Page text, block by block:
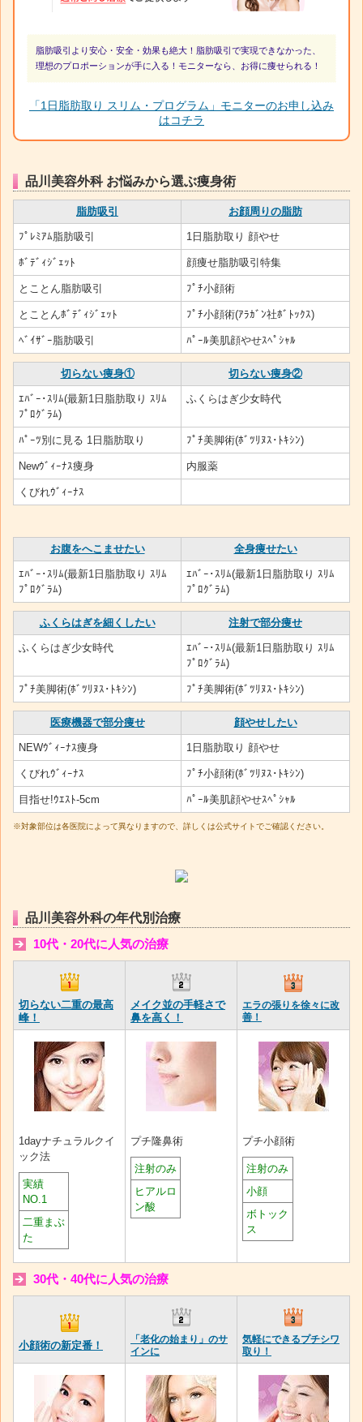
脂肪吸引より安心・安全・効果も絶大！脂肪吸引で実現できなかった、
理想のプロポーションが手に入る！モニターなら、お得に痩せられる！
「1日脂肪取り スリム・プログラム」モニターのお申し込み
はコチラ
品川美容外科 お悩みから選ぶ痩身術
脂肪吸引 お顔周りの脂肪
ﾌﾟﾚﾐｱﾑ脂肪吸引 1日脂肪取り 顔やせ
ﾎﾞﾃﾞｨｼﾞｪｯﾄ 顔痩せ脂肪吸引特集
とことん脂肪吸引 ﾌﾟﾁ小顔術
とことんﾎﾞﾃﾞｨｼﾞｪｯﾄ ﾌﾟﾁ小顔術(ｱﾗｶﾞﾝ社ﾎﾞﾄｯｸｽ)
ﾍﾞｲｻﾞｰ脂肪吸引 ﾊﾟｰﾙ美肌顔やせｽﾍﾟｼｬﾙ
切らない痩身① 切らない痩身②
ｴﾊﾞｰ･ｽﾘﾑ(最新1日脂肪取り ｽﾘﾑ
ﾌﾟﾛｸﾞﾗﾑ)
ふくらはぎ少女時代
ﾊﾟｰﾂ別に見る 1日脂肪取り ﾌﾟﾁ美脚術(ﾎﾞﾂﾘﾇｽ･ﾄｷｼﾝ)
Newｳﾞｨｰﾅｽ痩身 内服薬
くびれｳﾞｨｰﾅｽ
お腹をへこませたい 全身痩せたい
ｴﾊﾞｰ･ｽﾘﾑ(最新1日脂肪取り ｽﾘﾑ
ﾌﾟﾛｸﾞﾗﾑ)
ｴﾊﾞｰ･ｽﾘﾑ(最新1日脂肪取り ｽﾘﾑ
ﾌﾟﾛｸﾞﾗﾑ)
ふくらはぎを細くしたい 注射で部分痩せ
ふくらはぎ少女時代
ｴﾊﾞｰ･ｽﾘﾑ(最新1日脂肪取り ｽﾘﾑ
ﾌﾟﾛｸﾞﾗﾑ)
ﾌﾟﾁ美脚術(ﾎﾞﾂﾘﾇｽ･ﾄｷｼﾝ) ﾌﾟﾁ美脚術(ﾎﾞﾂﾘﾇｽ･ﾄｷｼﾝ)
医療機器で部分痩せ 顔やせしたい
NEWｳﾞｨｰﾅｽ痩身 1日脂肪取り 顔やせ
くびれｳﾞｨｰﾅｽ ﾌﾟﾁ小顔術(ﾎﾞﾂﾘﾇｽ･ﾄｷｼﾝ)
目指せ!ｳｴｽﾄ‐5cm ﾊﾟｰﾙ美肌顔やせｽﾍﾟｼｬﾙ
※対象部位は各医院によって異なりますので、詳しくは公式サイトでご確認ください。
品川美容外科の年代別治療
10代・20代に人気の治療
切らない二重の最高
峰！
メイク並の手軽さで
鼻を高く！
エラの張りを徐々に改
善！
1dayナチュラルクイ
ック法
実績
NO.1
二重まぶ
た
プチ隆鼻術
注射のみ
ヒアルロ
ン酸
プチ小顔術
注射のみ
小顔
ボトック
ス
30代・40代に人気の治療
小顔術の新定番！
「老化の始まり」のサ
インに
気軽にできるプチシワ
取り！